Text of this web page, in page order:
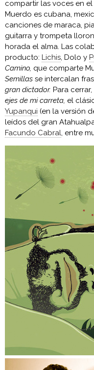
compartir las voces en
Muerdo es cubana,
canciones de maraca,
guitarra y trompeta
horada el alma. Las
producto: Lichis, Dolo y
Camino, que comparte
Semillas se intercalan
gran dictador. Para
ejes de mi carreta, el
Yupanqui (en la versión
leídos del gran
Facundo Cabral, entre